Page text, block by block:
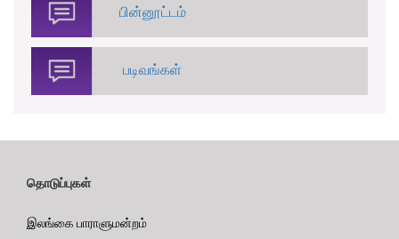
பின்னூட்டம்
படிவங்கள்
தொடுப்புகள்
இலங்கை பாராளுமன்றம்